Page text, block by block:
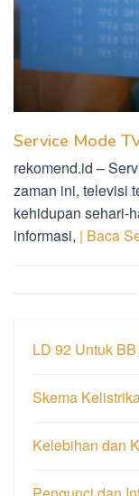
Service Mode
rekomend.id –
zaman ini, televisi
kehidupan sehari-
informasi, | Baca
LD 92 Untuk
Skema
Kelebihan dan